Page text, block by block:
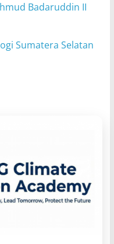
Badaruddin II
Sumatera Selatan